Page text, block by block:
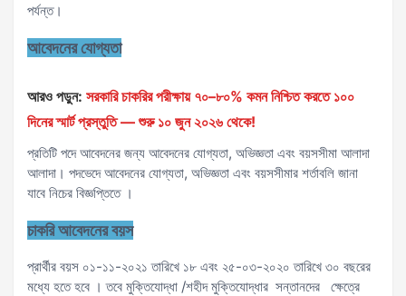
পর্যন্ত।
আবেদনের যোগ্যতা
আরও পড়ুন: সরকারি চাকরির পরীক্ষায় ৭০–৮০% কমন নিশ্চিত করতে ১০০
দিনের স্মার্ট প্রস্তুতি — শুরু ১০ জুন ২০২৬ থেকে!
প্রতিটি পদে আবেদনের জন্য আবেদনের যোগ্যতা, অভিজ্ঞতা এবং বয়সসীমা আলাদা
আলাদা। পদভেদে আবেদনের যোগ্যতা, অভিজ্ঞতা এবং বয়সসীমার শর্তাবলি জানা
যাবে নিচের বিজ্ঞপ্তিতে ।
চাকরি আবেদনের বয়স
প্রার্থীর বয়স ০১-১১-২০২১ তারিখে ১৮ এবং ২৫-০৩-২০২০ তারিখে ৩০ বছরের
মধ্যে হতে হবে । তবে মুক্তিযোদ্ধা /শহীদ মুক্তিযোদ্ধার সন্তানদের ক্ষেত্রে